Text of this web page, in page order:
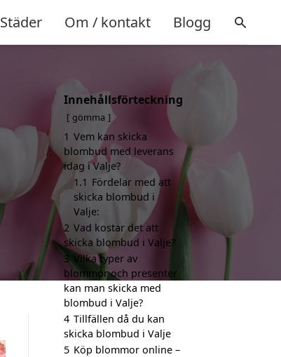
Städer Om / kontakt Blogg
Innehållsförteckning
gömma
1 Vem kan skicka
blombud med leverans
idag i Valje?
1.1 Fördelar med att
skicka blombud i
Valje:
2 Vad kostar det att
skicka blombud i Valje?
3 Vilka typer av
blommor och presenter
kan man skicka med
blombud i Valje?
4 Tillfällen då du kan
skicka blombud i Valje
5 Köp blommor online –